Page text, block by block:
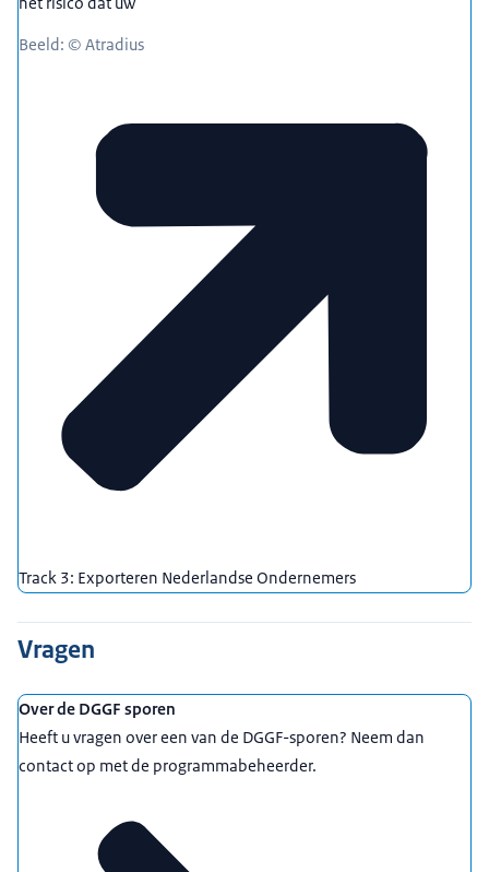
Beeld: © Atradius
Track 3: Exporteren Nederlandse Ondernemers
Vragen
Over de DGGF sporen
Heeft u vragen over een van de DGGF-sporen? Neem dan
contact op met de programmabeheerder.